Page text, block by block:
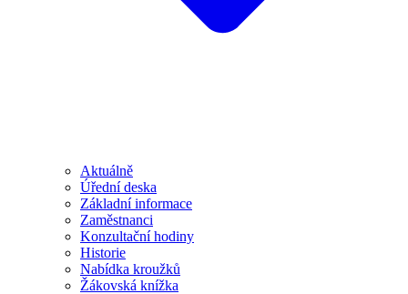
Aktuálně
Úřední deska
Základní informace
Zaměstnanci
Konzultační hodiny
Historie
Nabídka kroužků
Žákovská knížka